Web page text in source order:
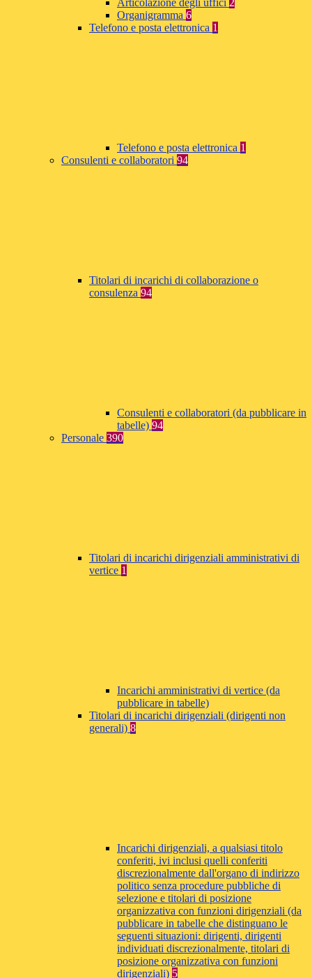
Articolazione degli uffici 2
Organigramma 6
Telefono e posta elettronica 1
Telefono e posta elettronica 1
Consulenti e collaboratori 94
Titolari di incarichi di collaborazione o
consulenza 94
Consulenti e collaboratori (da pubblicare in
tabelle) 94
Personale 390
Titolari di incarichi dirigenziali amministrativi di
vertice 1
Incarichi amministrativi di vertice (da
pubblicare in tabelle)
Titolari di incarichi dirigenziali (dirigenti non
generali) 8
Incarichi dirigenziali, a qualsiasi titolo
conferiti, ivi inclusi quelli conferiti
discrezionalmente dall'organo di indirizzo
politico senza procedure pubbliche di
selezione e titolari di posizione
organizzativa con funzioni dirigenziali (da
pubblicare in tabelle che distinguano le
seguenti situazioni: dirigenti, dirigenti
individuati discrezionalmente, titolari di
posizione organizzativa con funzioni
dirigenziali) 5